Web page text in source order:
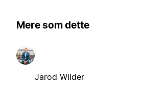
Mere som dette
Jarod Wilder